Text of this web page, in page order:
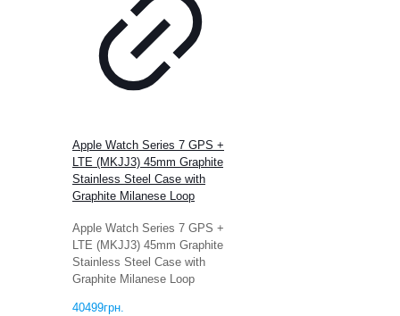
Apple Watch Series 7 GPS +
LTE (MKJJ3) 45mm Graphite
Stainless Steel Case with
Graphite Milanese Loop
Apple Watch Series 7 GPS +
LTE (MKJJ3) 45mm Graphite
Stainless Steel Case with
Graphite Milanese Loop
40499грн.